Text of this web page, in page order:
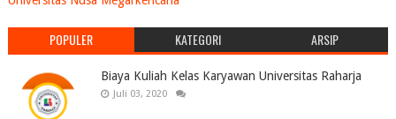
POPULER KATEGORI ARSIP
Biaya Kuliah Kelas Karyawan Universitas Raharja
Juli 03, 2020